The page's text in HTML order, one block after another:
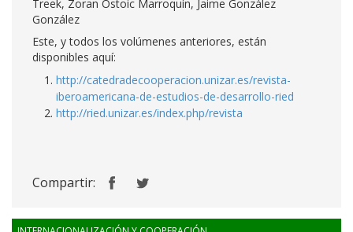
Treek, Zoran Ostoic Marroquín, Jaime González
González
Este, y todos los volúmenes anteriores, están
disponibles aquí:
http://catedradecooperacion.unizar.es/revista-
iberoamericana-de-estudios-de-desarrollo-ried
http://ried.unizar.es/index.php/revista
Compartir: